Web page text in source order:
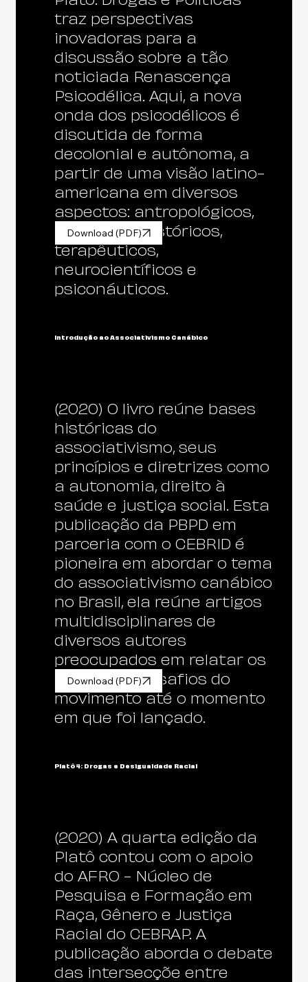
traz perspectivas
inovadoras para a
discussão sobre a tão
noticiada Renascença
Psicodélica. Aqui, a nova
onda dos psicodélicos é
discutida de forma
decolonial e autônoma, a
partir de uma visão latino-
americana em diversos
aspectos: antropológicos,
sanitários, históricos,
terapêuticos,
neurocientíficos e
psiconáuticos.
Download (PDF)
Introdução ao Associativismo Canábico
(2020) O livro reúne bases
históricas do
associativismo, seus
princípios e diretrizes como
a autonomia, direito à
saúde e justiça social. Esta
publicação da PBPD em
parceria com o CEBRID é
pioneira em abordar o tema
do associativismo canábico
no Brasil, ela reúne artigos
multidisciplinares de
diversos autores
preocupados em relatar os
avanços e desafios do
movimento até o momento
em que foi lançado.
Download (PDF)
Platô 4: Drogas e Desigualdade Racial
(2020) A quarta edição da
Platô contou com o apoio
do AFRO - Núcleo de
Pesquisa e Formação em
Raça, Gênero e Justiça
Racial do CEBRAP. A
publicação aborda o debate
das intersecçõe entre